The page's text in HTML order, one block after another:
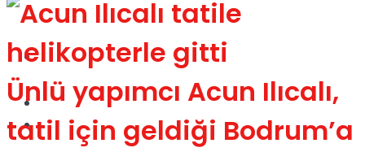
TV
Sinema
Tatil
Ünlü yapımcı Acun Ilıcalı,
tatil için geldiği Bodrum’a